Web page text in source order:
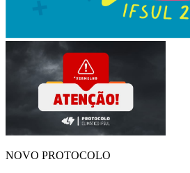
NOVO PROTOCOLO